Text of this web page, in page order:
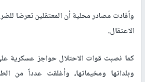
وأفادت مصادر محلية أن المعتقلين تعرضا
الاعتقال.
كما نصبت قوات الاحتلال حواجز عسكرية
وبلداتها ومخيماتها، وأغلقت عدداً من